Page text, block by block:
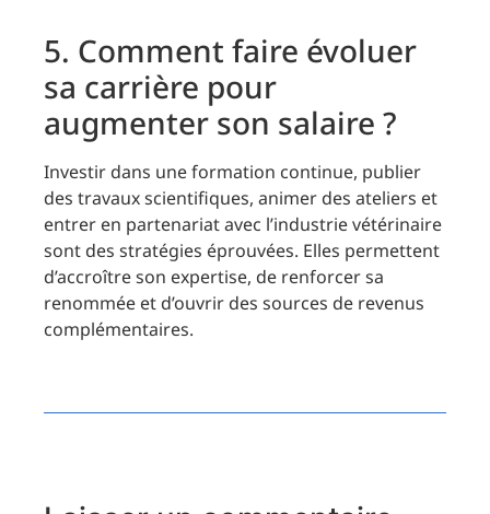
5. Comment faire évoluer
sa carrière pour
augmenter son salaire ?
Investir dans une formation continue, publier
des travaux scientifiques, animer des ateliers et
entrer en partenariat avec l’industrie vétérinaire
sont des stratégies éprouvées. Elles permettent
d’accroître son expertise, de renforcer sa
renommée et d’ouvrir des sources de revenus
complémentaires.